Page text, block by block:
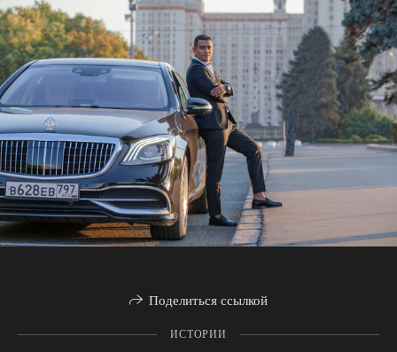
Поделиться ссылкой
ИСТОРИИ